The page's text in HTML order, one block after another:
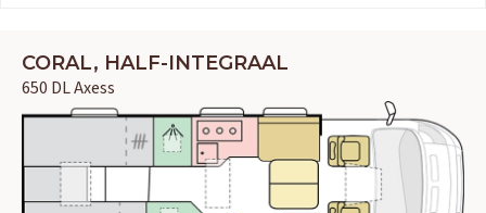
CORAL, HALF-INTEGRAAL
650 DL Axess